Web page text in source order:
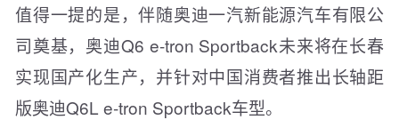
值得一提的是，伴随奥迪一汽新能源汽车有限公
司奠基，奥迪Q6 e-tron Sportback未来将在长春
实现国产化生产，并针对中国消费者推出长轴距
版奥迪Q6L e-tron Sportback车型。